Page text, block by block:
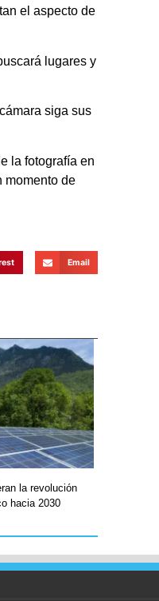
el aspecto de
lugares y
siga sus
la fotografía en
momento de
Email
la revolución
hacia 2030